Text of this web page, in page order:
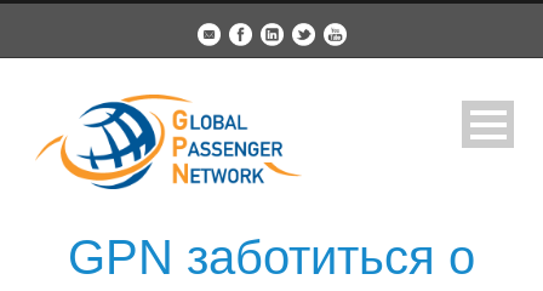
GPN заботиться о